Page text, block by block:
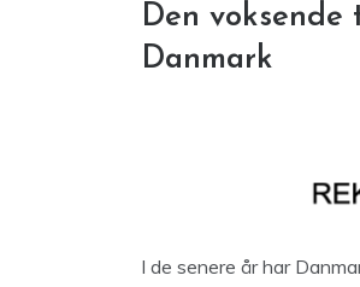
Den
Danmark
I de senere år har